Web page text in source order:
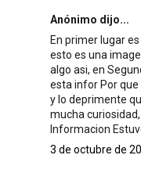
Anónimo dijo...
En primer lugar
esto es una
algo asi, en
esta infor Por
y lo deprimente
mucha
Informacion
3 de octubre de